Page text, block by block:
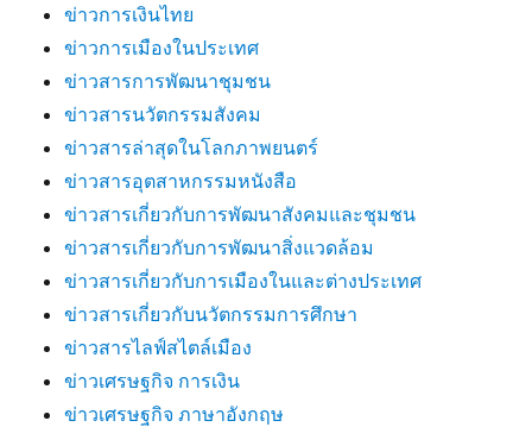
ข่าวการเงินไทย
ข่าวการเมืองในประเทศ
ข่าวสารการพัฒนาชุมชน
ข่าวสารนวัตกรรมสังคม
ข่าวสารล่าสุดในโลกภาพยนตร์
ข่าวสารอุตสาหกรรมหนังสือ
ข่าวสารเกี่ยวกับการพัฒนาสังคมและชุมชน
ข่าวสารเกี่ยวกับการพัฒนาสิ่งแวดล้อม
ข่าวสารเกี่ยวกับการเมืองในและต่างประเทศ
ข่าวสารเกี่ยวกับนวัตกรรมการศึกษา
ข่าวสารไลฟ์สไตล์เมือง
ข่าวเศรษฐกิจ การเงิน
ข่าวเศรษฐกิจ ภาษาอังกฤษ